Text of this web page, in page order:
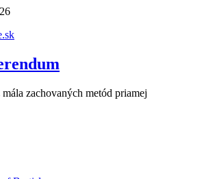
zachovaných metód priamej